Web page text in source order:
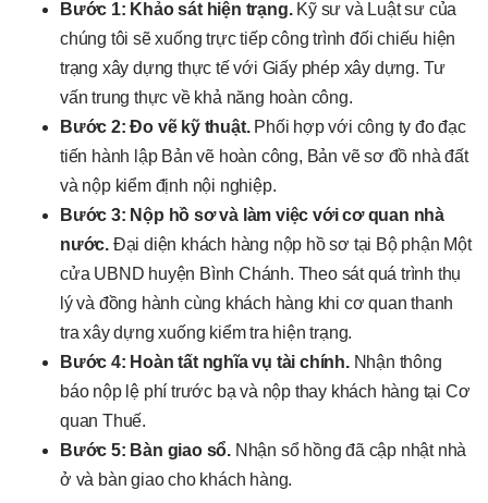
Bước 1: Khảo sát hiện trạng.Kỹ sư và Luật sư của
chúng tôi sẽ xuống trực tiếp công trình đối chiếu hiện
trạng xây dựng thực tế với Giấy phép xây dựng. Tư
vấn trung thực về khả năng hoàn công.
Bước 2: Đo vẽ kỹ thuật.Phối hợp với công ty đo đạc
tiến hành lập Bản vẽ hoàn công, Bản vẽ sơ đồ nhà đất
và nộp kiểm định nội nghiệp.
Bước 3: Nộp hồ sơ và làm việc với cơ quan nhà
nước. Đại diện khách hàng nộp hồ sơ tại Bộ phận Một
cửa UBND huyện Bình Chánh. Theo sát quá trình thụ
lý và đồng hành cùng khách hàng khi cơ quan thanh
tra xây dựng xuống kiểm tra hiện trạng.
Bước 4: Hoàn tất nghĩa vụ tài chính.Nhận thông
báo nộp lệ phí trước bạ và nộp thay khách hàng tại Cơ
quan Thuế.
Bước 5: Bàn giao sổ. Nhận sổ hồng đã cập nhật nhà
ở và bàn giao cho khách hàng.